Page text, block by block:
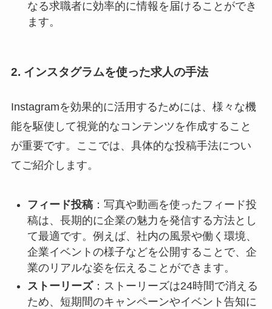
なる求職者に効率的に情報を届けることができ
ます。
2. インスタグラムを使った求人の手法
Instagramを効果的に活用するためには、様々な機
能を駆使して視覚的なコンテンツを作成すること
が重要です。ここでは、具体的な投稿手法につい
てご紹介します。
フィード投稿：写真や動画を使ったフィード投
稿は、長期的に企業の魅力を発信する方法とし
て最適です。例えば、社内の風景や働く環境、
企業イベントの様子などを公開することで、企
業のリアルな姿を伝えることができます。
ストーリーズ：ストーリーズは24時間で消える
ため、短期間のキャンペーンやイベント告知に